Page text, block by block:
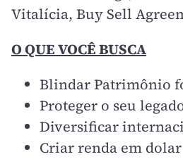
Vitalícia, Buy Sell
O QUE VOCÊ BUSCA
Blindar Patrimônio
Proteger o seu
Diversificar
Criar renda em dolar